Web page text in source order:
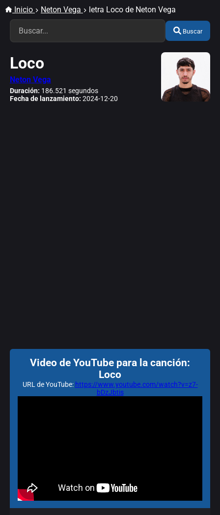
Inicio Neton Vega letra Loco de Neton Vega
Buscar
Loco
Neton Vega
Duración: 186.521 segundos
Fecha de lanzamiento: 2024-12-20
Video de YouTube para la canción:
Loco
URL de YouTube: https://www.youtube.com/watch?v=z7-
bDzJbtis